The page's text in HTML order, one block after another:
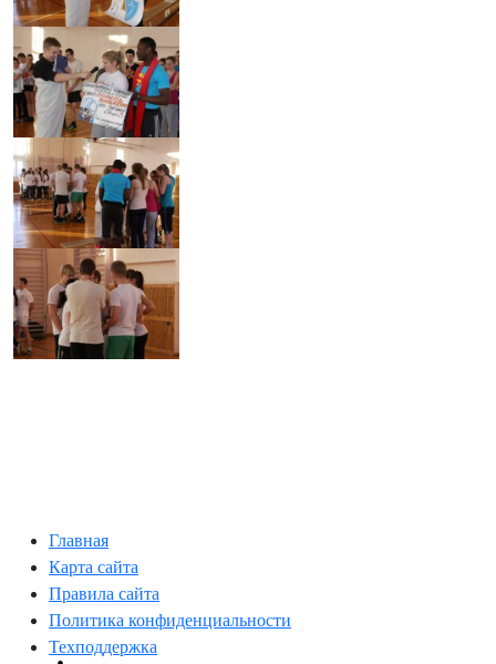
Главная
Карта сайта
Правила сайта
Политика конфиденциальности
Техподдержка